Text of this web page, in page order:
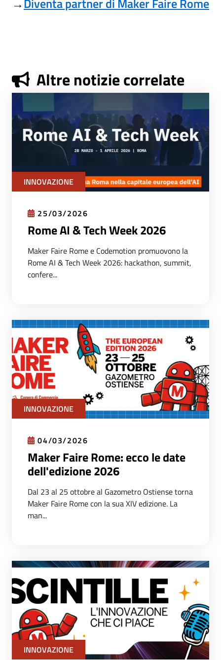
→Diventa partner di Maker Faire Rome
Altre notizie correlate
INNOVAZIONE
25/03/2026
Rome AI & Tech Week 2026
Maker Faire Rome e Codemotion promuovono la
Rome AI & Tech Week 2026: hackathon, summit,
confere...
INNOVAZIONE
04/03/2026
Maker Faire Rome: ecco le date
dell'edizione 2026
Dal 23 al 25 ottobre al Gazometro Ostiense torna
Maker Faire Rome con la sua XIV edizione. La
man...
INNOVAZIONE